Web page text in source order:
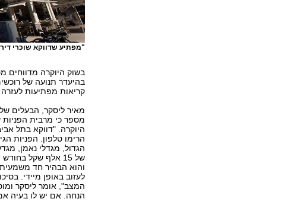
"מפתיע שדווקא שוכרי
בשוק היוקרה מדווחים
בהיעדר תנועה של
קריאות מפתיעות
מאיר ליסקר, הבעלים
מספר כי מרבית הפניות
הרימו טלפון. הפניות
הגדול, מגדלי נאמן,
והוא הבהיר חד
לעזוב באופן מיידי.
המצב", אומר ליסקר
הנחה. אם יש לו בעיה